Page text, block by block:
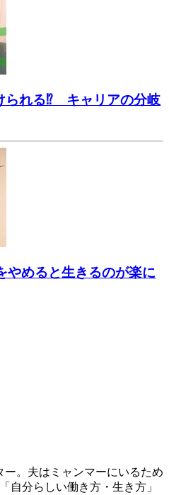
られる⁉ キャリアの分岐
やめると生きるのが楽に
。夫はミャンマーにいるため
自分らしい働き方・生き方」